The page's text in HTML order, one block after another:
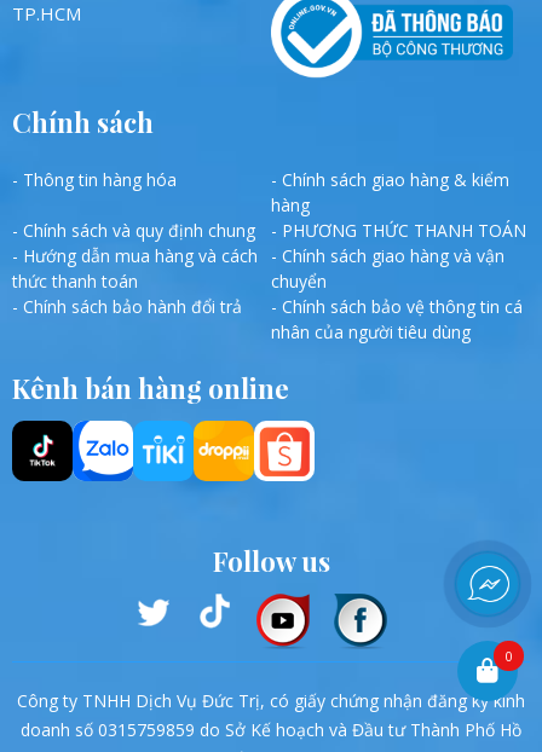
TP.HCM
Chính sách
- Thông tin hàng hóa
- Chính sách giao hàng & kiểm
hàng
- Chính sách và quy định chung
- PHƯƠNG THỨC THANH TOÁN
- Hướng dẫn mua hàng và cách
thức thanh toán
- Chính sách giao hàng và vận
chuyển
- Chính sách bảo hành đổi trả
- Chính sách bảo vệ thông tin cá
nhân của người tiêu dùng
Kênh bán hàng online
Follow us
Công ty TNHH Dịch Vụ Đức Trị, có giấy chứng nhận đăng ký kinh
doanh số 0315759859 do Sở Kế hoạch và Đầu tư Thành Phố Hồ
0